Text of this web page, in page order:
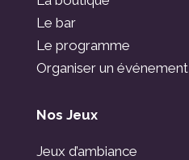
Le bar
Le programme
Organiser un événement
Nos Jeux
Jeux d’ambiance